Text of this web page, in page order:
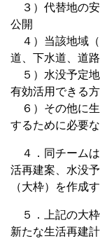
３）代替地の安
公開
４）当該地域（
道、下水道、道
５）水没予定地
有効活用できる
６）その他に生
するために必要
４．同チームは
活再建案、水没
（大枠）を作成す
５．上記の大枠
新たな生活再建